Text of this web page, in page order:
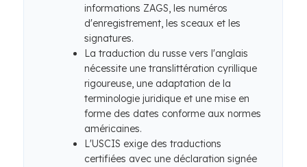
informations ZAGS, les numéros
d'enregistrement, les sceaux et les
signatures.
La traduction du russe vers l'anglais
nécessite une translittération cyrillique
rigoureuse, une adaptation de la
terminologie juridique et une mise en
forme des dates conforme aux normes
américaines.
L'USCIS exige des traductions
certifiées avec une déclaration signée